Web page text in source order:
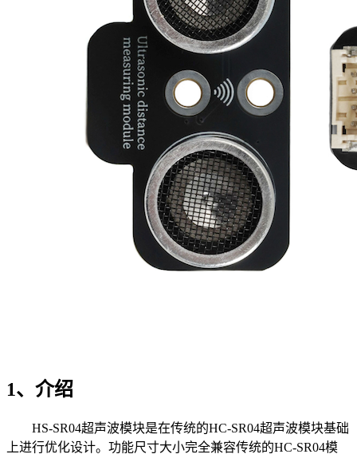
1、介绍
HS-SR04超声波模块是在传统的HC-SR04超声波模块基础
上进行优化设计。功能尺寸大小完全兼容传统的HC-SR04模